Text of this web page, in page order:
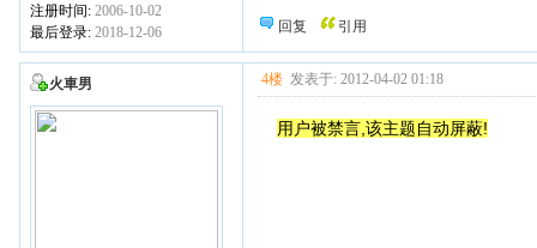
注册时间: 2006-10-02
最后登录: 2018-12-06 回复 引用
火車男 4楼 发表于: 2012-04-02 01:18
用户被禁言,该主题自动屏蔽!